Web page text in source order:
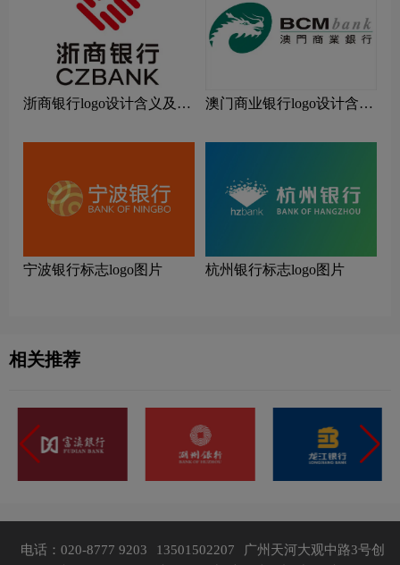
浙商银行logo设计含义及设
澳门商业银行logo设计含义
宁波银行标志logo图片 杭州银行标志logo图片
相关推荐
电话：020-8777 9203 13501502207
广州天河大观中路3号创